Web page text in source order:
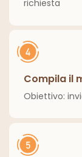
richiesta
Compila il
Obiettivo: